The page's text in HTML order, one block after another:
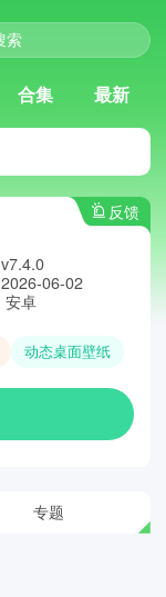
合集 最新
反馈
v7.4.0
2026-06-02
安卓
动态桌面壁纸
专题